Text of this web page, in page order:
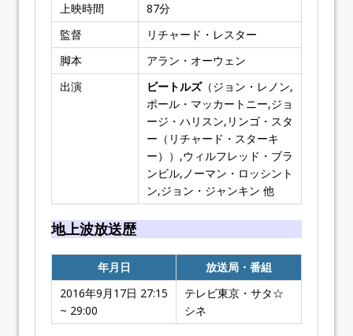
上映時間
87分
監督
リチャード・レスター
脚本
アラン・オーウェン
出演
ビートルズ（ジョン・レノン,
ポール・マッカートニー,ジョ
ージ・ハリスン,リンゴ・スタ
ー（リチャード・スターキ
ー））,ウィルフレッド・ブラ
ンビル,ノーマン・ロッシント
ン,ジョン・ジャンキン 他
地上波放送歴
年月日
放送局・番組
2016年9月17日 27:15
~ 29:00
テレビ東京・サタ☆
シネ